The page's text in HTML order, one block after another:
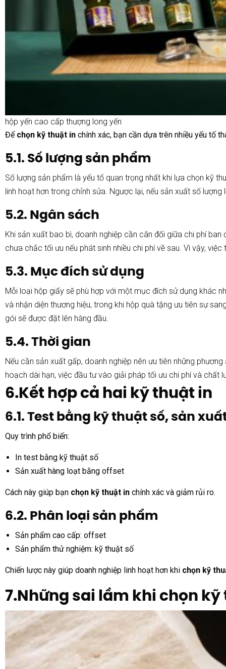
hộp yến cao cấp thượng long yến
Để chọn kỹ thuật in chính xác, bạn cần dựa trên nhiều yếu tố
5.1. Số lượng sản phẩm
Số lượng sản phẩm là yếu tố quan trọng nhất khi lựa chọn kỹ
linh hoạt hơn trong chỉnh sửa. Ngược lại, nếu sản xuất số
5.2. Ngân sách
Khi sản xuất bao bì, doanh nghiệp cần cân đối giữa chi phí
chưa chắc tối ưu nếu phát sinh nhiều chi phí về sau. Vì vậy,
5.3. Mục đích sử dụng
Mỗi loại hộp giấy sẽ phù hợp với một mục đích sử dụng khác
và nhận diện thương hiệu, trong khi hộp quà tặng ưu tiên sự
gói sẽ được đặt lên hàng đầu.
5.4. Thời gian
Nếu cần sản xuất gấp, doanh nghiệp nên ưu tiên những
hoạch dài hạn, việc đầu tư vào giải pháp tối ưu chi phí và chất
6.Kết hợp cả hai kỹ thuật in
6.1. Test bằng kỹ thuật số, sản
Quy trình phổ biến:
In test bằng kỹ thuật số
Sản xuất hàng loạt bằng offset
Cách này giúp bạn chọn kỹ thuật in chính xác và giảm rủi ro.
6.2. Phân loại sản phẩm
Sản phẩm cao cấp: offset
Sản phẩm thử nghiệm: kỹ thuật số
Chiến lược này giúp doanh nghiệp linh hoạt hơn khi chọn kỹ
7.Những sai lầm khi chọn